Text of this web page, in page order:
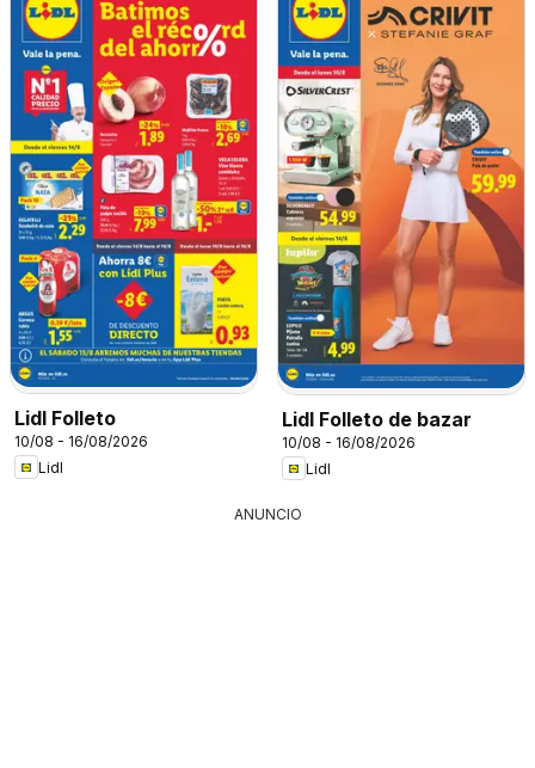
Lidl Folleto
10/08 - 16/08/2026
Lidl
Lidl Folleto de bazar
10/08 - 16/08/2026
Lidl
ANUNCIO